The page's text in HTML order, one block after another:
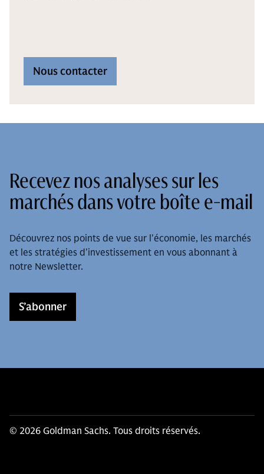
Nous contacter
Recevez nos analyses sur les
marchés dans votre boîte e-mail
Découvrez nos points de vue sur l'économie, les marchés
et les stratégies d'investissement en vous abonnant à
notre Newsletter.
S’abonner
© 2026 Goldman Sachs. Tous droits réservés.